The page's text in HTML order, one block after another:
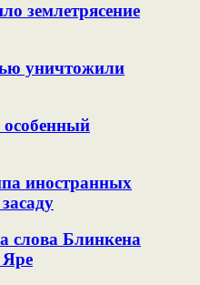
землетрясение
уничтожили
особенный
иностранных
слова Блинкена
Яре